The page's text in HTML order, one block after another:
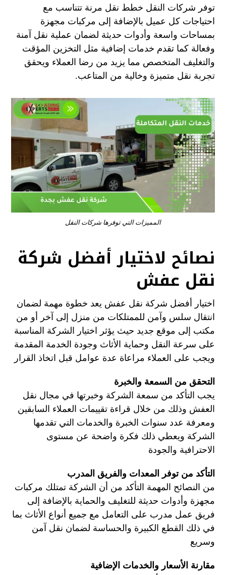
توفر شركات النقل خطط نقل مرنة تتناسب مع
احتياجات كل عميل بالإضافة إلى مركبات مجهزة
بمساحات واسعة وأدوات حديثة لضمان عملية نقل آمنة
وفعالة كما تقدم خدمات إضافية مثل التخزين المؤقت
والتغليف المتخصص مما يزيد من رضا العملاء ويحقق
تجربة نقل متميزة وخالية من المتاعب.
المميزات التي توفرها شركات النقل
نصائح لاختيار أفضل شركة
نقل عفش
اختيار أفضل شركة نقل عفش يعد خطوة مهمة لضمان
انتقال سلس وآمن للممتلكات من منزل إلى آخر أو من
مكتب إلى موقع جديد حيث يؤثر اختيار الشركة المناسبة
على سرعة النقل وحماية الأثاث وجودة الخدمة المقدمة
ويجب على العملاء مراعاة عدة عوامل قبل اتخاذ القرار
التحقق من السمعة والخبرة
يجب التأكد من سمعة الشركة وخبرتها في مجال نقل
العفش وذلك من خلال قراءة تقييمات العملاء السابقين
ومعرفة عدد سنوات الخبرة والخدمات التي تقدمها
الشركة ويعطي ذلك فكرة واضحة عن مستوى
الاحترافية والجودة
التأكد من توفر المعدات والفريق المدرب
من النصائح المهمة التأكد من أن الشركة تمتلك مركبات
مجهزة وأدوات حديثة للتغليف والحماية بالإضافة إلى
فريق عمل مدرب على التعامل مع جميع أنواع الأثاث بما
في ذلك القطع الكبيرة والحساسة لضمان نقل آمن
وسريع
مقارنة الأسعار والخدمات الإضافية